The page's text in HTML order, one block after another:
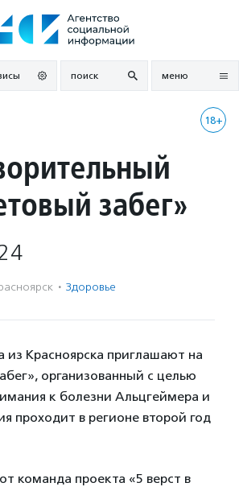
поиск меню
18+
забег»
· Здоровье
из Красноярска приглашают на
организованный с целью
к болезни Альцгеймера и
проходит в регионе второй год
команда проекта «5 верст в